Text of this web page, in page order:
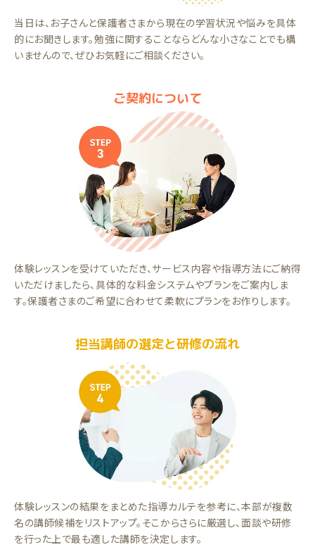
当日は、お子さんと保護者さまから現在の学習状況や悩みを具体
的にお聞きします。勉強に関することならどんな小さなことでも構
いませんので、ぜひお気軽にご相談ください。
ご契約について
体験レッスンを受けていただき、サービス内容や指導方法にご納得
いただけましたら、具体的な料金システムやプランをご案内しま
す。保護者さまのご希望に合わせて柔軟にプランをお作りします。
担当講師の選定と研修の流れ
体験レッスンの結果をまとめた指導カルテを参考に、本部が複数
名の講師候補をリストアップ。そこからさらに厳選し、面談や研修
を行った上で最も適した講師を決定します。